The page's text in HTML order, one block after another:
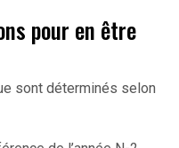
pour en être
sont déterminés selon